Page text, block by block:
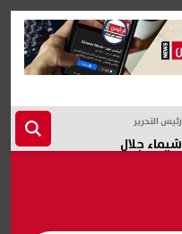
رئيس التحرير
شيماء جلال